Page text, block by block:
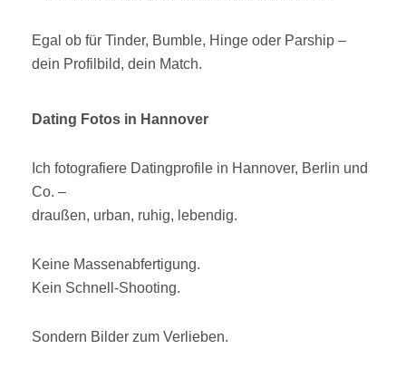
Egal ob für Tinder, Bumble, Hinge oder Parship –
dein Profilbild, dein Match.
Dating Fotos in Hannover
Ich fotografiere Datingprofile in Hannover, Berlin und
Co. –
draußen, urban, ruhig, lebendig.
Keine Massenabfertigung.
Kein Schnell-Shooting.
Sondern Bilder zum Verlieben.